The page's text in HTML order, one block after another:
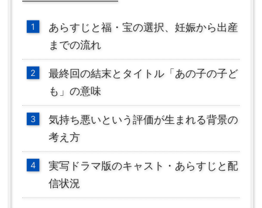
あらすじと福・宝の選択、妊娠から出産
までの流れ
最終回の結末とタイトル「あの子の子ど
も」の意味
気持ち悪いという評価が生まれる背景の
考え方
実写ドラマ版のキャスト・あらすじと配
信状況